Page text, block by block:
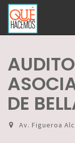
DE
Av. Figueroa